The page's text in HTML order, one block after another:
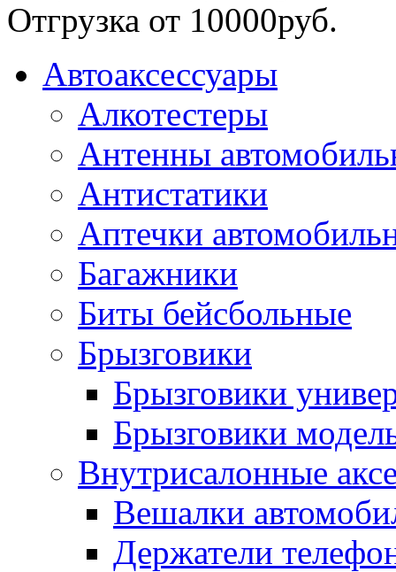
Отгрузка от 10000руб.
Автоаксессуары
Алкотестеры
Антенны
Антистатики
Аптечки
Багажники
Биты бейсбольные
Брызговики
Брызговики
Брызговики
Внутрисалонные
Вешалки
Держатели